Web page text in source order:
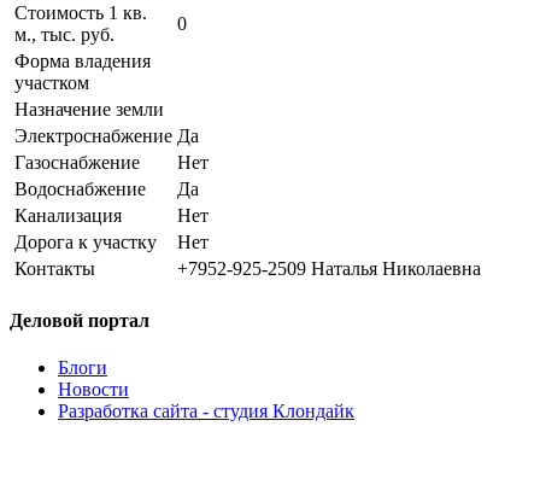
Стоимость 1 кв.
м., тыс. руб.
0
Форма владения
участком
Назначение земли
Электроснабжение Да
Газоснабжение
Нет
Водоснабжение
Да
Канализация
Нет
Дорога к участку
Нет
Контакты
+7952-925-2509 Наталья Николаевна
Деловой портал
Блоги
Новости
Разработка сайта - студия Клондайк